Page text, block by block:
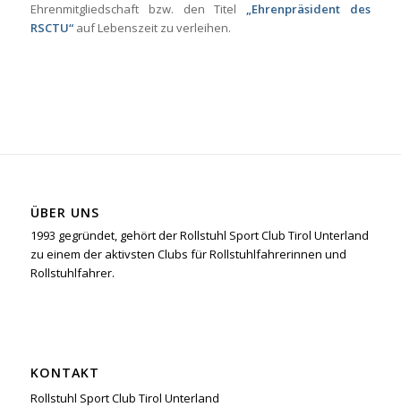
Ehrenmitgliedschaft bzw. den Titel „Ehrenpräsident des
RSCTU“auf Lebenszeit zu verleihen.
ÜBER UNS
1993 gegründet, gehört der Rollstuhl Sport Club Tirol Unterland
zu einem der aktivsten Clubs für Rollstuhlfahrerinnen und
Rollstuhlfahrer.
KONTAKT
Rollstuhl Sport Club Tirol Unterland